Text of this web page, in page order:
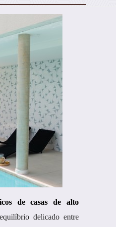
de casas de alto
delicado entre